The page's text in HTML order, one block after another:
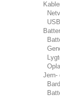
USB
Jern-